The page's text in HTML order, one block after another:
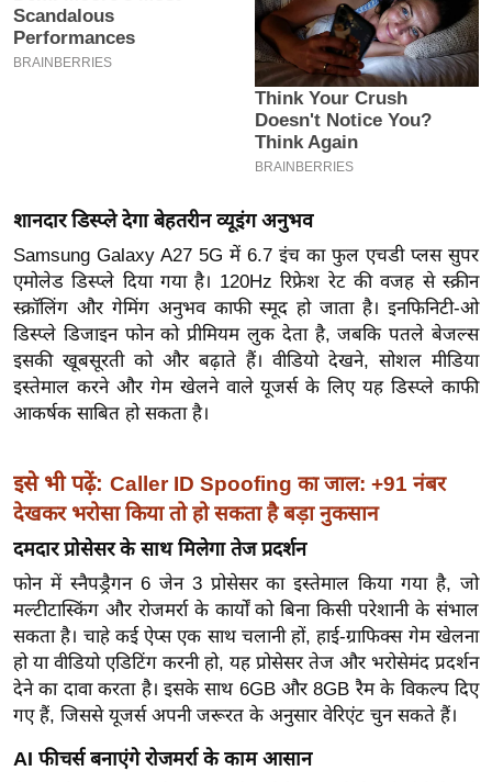
इ
म
सा
ल
बे
मि
सा
श
ख्सि
त
यं
ग
इं
डि
या
हि
शानदार डिस्प्ले देगा बेहतरीन व्यूइंग अनुभव
Samsung Galaxy A27 5G में 6.7 इंच का फुल एचडी प्लस सुपर
एमोलेड डिस्प्ले दिया गया है। 120Hz रिफ्रेश रेट की वजह से स्क्रीन
स्क्रॉलिंग और गेमिंग अनुभव काफी स्मूद हो जाता है। इनफिनिटी-ओ
डिस्प्ले डिजाइन फोन को प्रीमियम लुक देता है, जबकि पतले बेजल्स
इसकी खूबसूरती को और बढ़ाते हैं। वीडियो देखने, सोशल मीडिया
इस्तेमाल करने और गेम खेलने वाले यूजर्स के लिए यह डिस्प्ले काफी
आकर्षक साबित हो सकता है।
इसे भी पढ़ें: Caller ID Spoofing का जाल: +91 नंबर
देखकर भरोसा किया तो हो सकता है बड़ा नुकसान
दमदार प्रोसेसर के साथ मिलेगा तेज प्रदर्शन
फोन में स्नैपड्रैगन 6 जेन 3 प्रोसेसर का इस्तेमाल किया गया है, जो
मल्टीटास्किंग और रोजमर्रा के कार्यों को बिना किसी परेशानी के संभाल
सकता है। चाहे कई ऐप्स एक साथ चलानी हों, हाई-ग्राफिक्स गेम खेलना
हो या वीडियो एडिटिंग करनी हो, यह प्रोसेसर तेज और भरोसेमंद प्रदर्शन
देने का दावा करता है। इसके साथ 6GB और 8GB रैम के विकल्प दिए
गए हैं, जिससे यूजर्स अपनी जरूरत के अनुसार वेरिएंट चुन सकते हैं।
AI फीचर्स बनाएंगे रोजमर्रा के काम आसान